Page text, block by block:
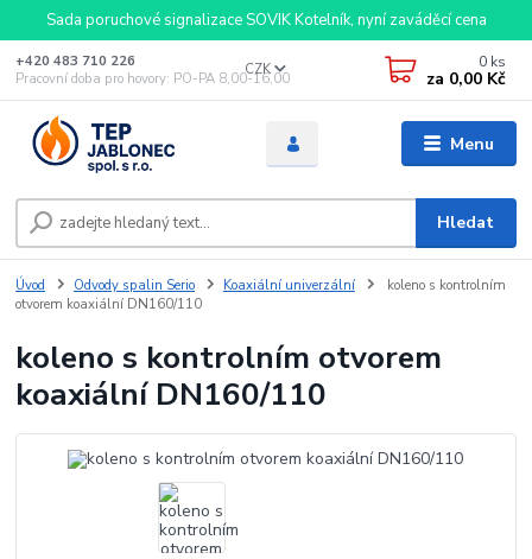
Sada poruchové signalizace SOVIK Kotelník, nyní zaváděcí cena
Menu
CZK
Hledat
+420 483 710 226
Pracovní doba pro hovory: PO-PA 8,00-16,00
0 ks
za 0,00 Kč
Úvod Odvody spalin Serio Koaxiální univerzální
koleno s kontrolním
otvorem koaxiální DN160/110
koleno s kontrolním otvorem
koaxiální DN160/110